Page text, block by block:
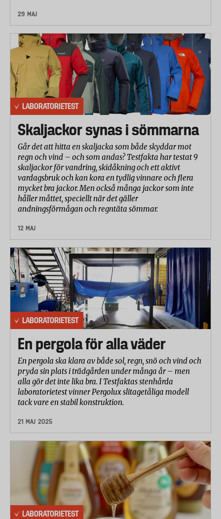
29 MAJ
LABORATORIETEST
Skaljackor synas i sömmarna
Går det att hitta en skaljacka som både skyddar mot
regn och vind – och som andas? Testfakta har testat 9
skaljackor för vandring, skidåkning och ett aktivt
vardagsbruk och kan kora en tydlig vinnare och flera
mycket bra jackor. Men också många jackor som inte
håller måttet, speciellt när det gäller
andningsförmågan och regntäta sömmar.
12 MAJ
LABORATORIETEST
En pergola för alla väder
En pergola ska klara av både sol, regn, snö och vind och
pryda sin plats i trädgården under många år – men
alla gör det inte lika bra. I Testfaktas stenhårda
laboratorietest vinner Pergolux slitagetåliga modell
tack vare en stabil konstruktion.
21 MAJ 2025
LABORATORIETEST